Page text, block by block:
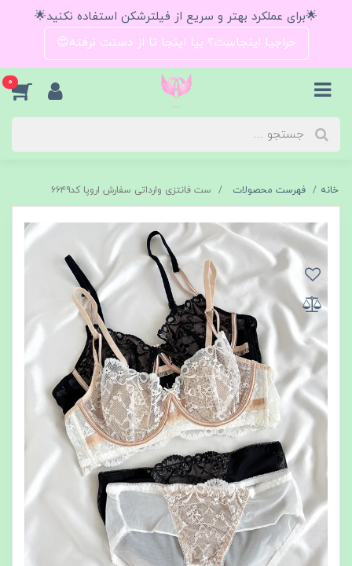
🌟برای عملکرد بهتر و سریع از فیلترشکن استفاده نکنید🌟
حراجیا اینجاست؟ بیا اینجا تا از دستت نرفته😍
0
خانه فهرست محصولات ست فانتزی وارداتی سفارش اروپا کد۶۶۴۹